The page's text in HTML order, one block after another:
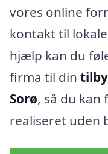
vores online
kontakt til
hjælp kan du
firma til din
Sorø, så du
realiseret uden